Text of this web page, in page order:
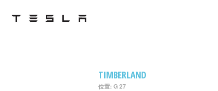
TIMBERLAND
位置: G 27